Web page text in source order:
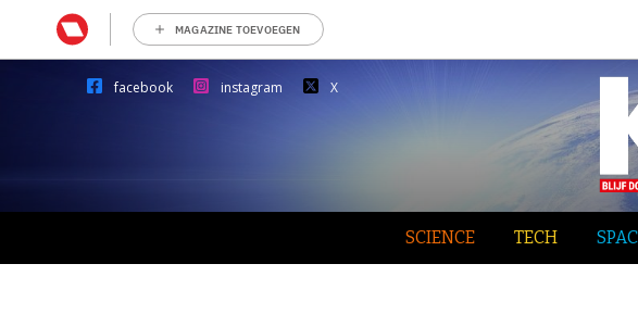
MAGAZINE TOEVOEGEN
facebook instagram X
SCIENCE TECH